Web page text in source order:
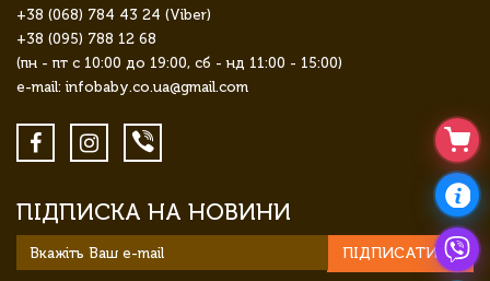
+38 (068) 784 43 24 (Viber)
+38 (095) 788 12 68
(пн - пт с 10:00 до 19:00, сб - нд 11:00 - 15:00)
e-mail: infobaby.co.ua@gmail.com
ПІДПИСКА НА НОВИНИ
ПІДПИСАТИСЯ